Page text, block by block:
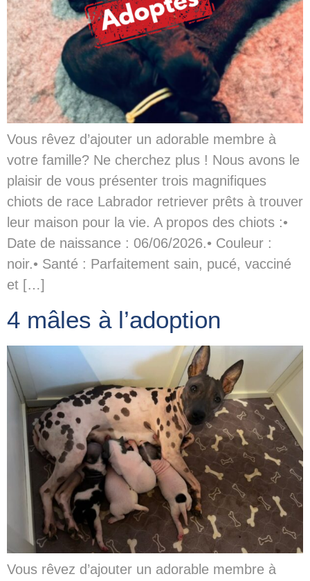
Vous rêvez d’ajouter un adorable membre à
votre famille? Ne cherchez plus ! Nous avons le
plaisir de vous présenter trois magnifiques
chiots de race Labrador retriever prêts à trouver
leur maison pour la vie. A propos des chiots :•
Date de naissance : 06/06/2026.• Couleur :
noir.• Santé : Parfaitement sain, pucé, vacciné
et […]
4 mâles à l’adoption
Vous rêvez d’ajouter un adorable membre à